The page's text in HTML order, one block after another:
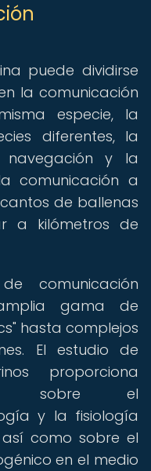
puede dividirse
la comunicación
especie, la
diferentes, la
navegación y la
comunicación a
de ballenas
a kilómetros de
comunicación
gama de
hasta complejos
El estudio de
proporciona
sobre el
y la fisiología
como sobre el
en el medio